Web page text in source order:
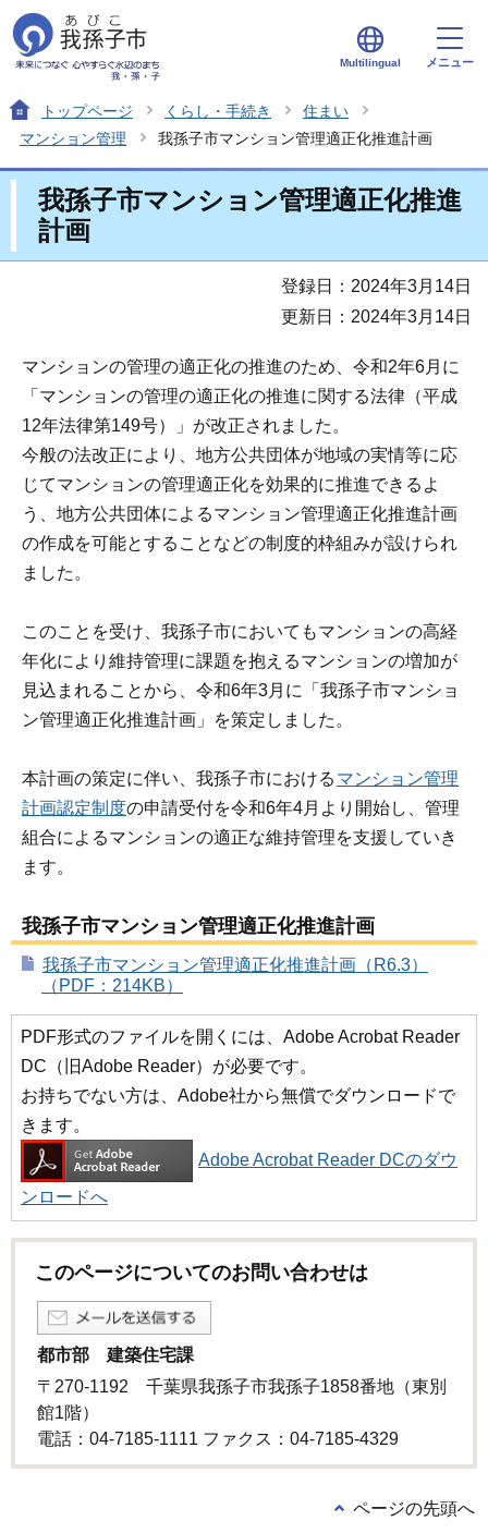
Multilingual メニュー
トップページ くらし・手続き
住まい
マンション管理
我孫子市マンション管理適正化推進計画
我孫子市マンション管理適正化推進
計画
登録日：2024年3月14日
更新日：2024年3月14日
マンションの管理の適正化の推進のため、令和2年6月に
「マンションの管理の適正化の推進に関する法律（平成
12年法律第149号）」が改正されました。
今般の法改正により、地方公共団体が地域の実情等に応
じてマンションの管理適正化を効果的に推進できるよ
う、地方公共団体によるマンション管理適正化推進計画
の作成を可能とすることなどの制度的枠組みが設けられ
ました。
このことを受け、我孫子市においてもマンションの高経
年化により維持管理に課題を抱えるマンションの増加が
見込まれることから、令和6年3月に「我孫子市マンショ
ン管理適正化推進計画」を策定しました。
本計画の策定に伴い、我孫子市における マンション管理
計画認定制度の申請受付を令和6年4月より開始し、管理
組合によるマンションの適正な維持管理を支援していき
ます。
我孫子市マンション管理適正化推進計画
我孫子市マンション管理適正化推進計画（R6.3）
（PDF：214KB）
PDF形式のファイルを開くには、Adobe Acrobat Reader
DC（旧Adobe Reader）が必要です。
お持ちでない方は、Adobe社から無償でダウンロードで
きます。
Adobe Acrobat Reader DCのダウ
ンロードへ
このページについてのお問い合わせは
都市部 建築住宅課
〒270-1192 千葉県我孫子市我孫子1858番地（東別
館1階）
電話：04-7185-1111 ファクス：04-7185-4329
ページの先頭へ